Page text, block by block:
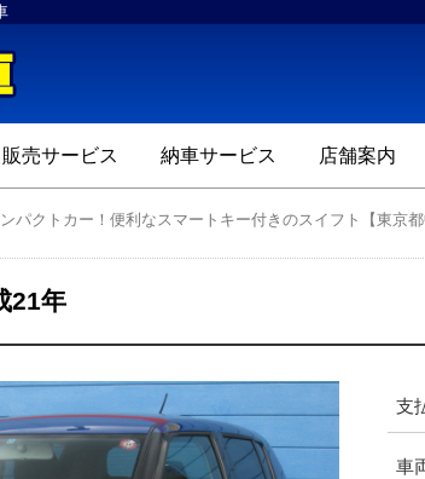
販売サービス 納車サービス 店舗案内
パクトカー！便利なスマートキー付きのスイフト【東京都
21年
支
車